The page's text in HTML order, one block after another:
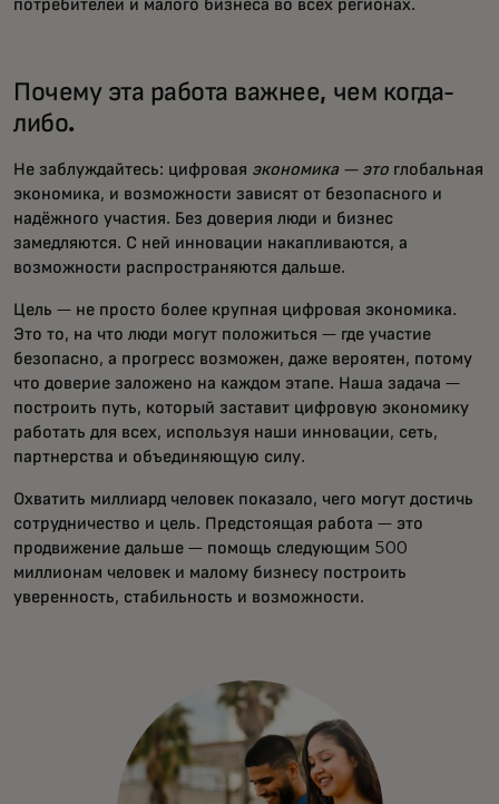
потребителей и малого бизнеса во всех регионах.
Почему эта работа важнее, чем когда-
либо.
Не заблуждайтесь: цифровая экономика — это глобальная
экономика, и возможности зависят от безопасного и
надёжного участия. Без доверия люди и бизнес
замедляются. С ней инновации накапливаются, а
возможности распространяются дальше.
Цель — не просто более крупная цифровая экономика.
Это то, на что люди могут положиться — где участие
безопасно, а прогресс возможен, даже вероятен, потому
что доверие заложено на каждом этапе. Наша задача —
построить путь, который заставит цифровую экономику
работать для всех, используя наши инновации, сеть,
партнерства и объединяющую силу.
Охватить миллиард человек показало, чего могут достичь
сотрудничество и цель. Предстоящая работа — это
продвижение дальше — помощь следующим 500
миллионам человек и малому бизнесу построить
уверенность, стабильность и возможности.